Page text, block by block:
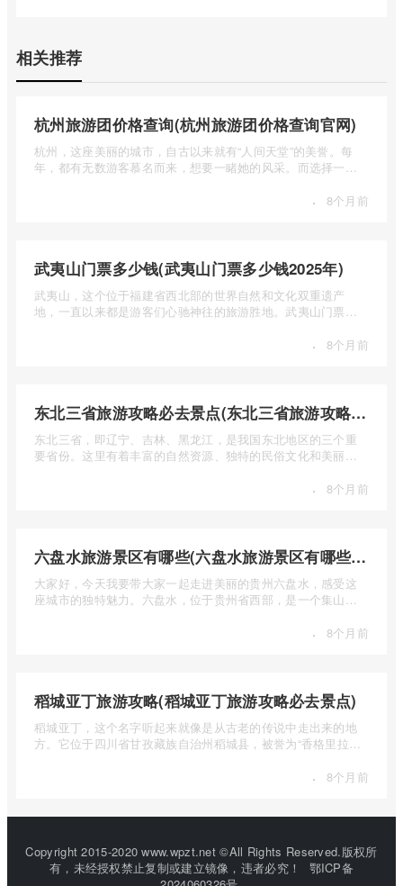
相关推荐
杭州旅游团价格查询(杭州旅游团价格查询官网)
杭州，这座美丽的城市，自古以来就有“人间天堂”的美誉。每
年，都有无数游客慕名而来，想要一睹她的风采。而选择一个
· 8个月前
武夷山门票多少钱(武夷山门票多少钱2025年)
武夷山，这个位于福建省西北部的世界自然和文化双重遗产
地，一直以来都是游客们心驰神往的旅游胜地。武夷山门票多
· 8个月前
东北三省旅游攻略必去景点(东北三省旅游攻略必去景点视频介绍)
东北三省，即辽宁、吉林、黑龙江，是我国东北地区的三个重
要省份。这里有着丰富的自然资源、独特的民俗文化和美丽的
· 8个月前
六盘水旅游景区有哪些(六盘水旅游景区有哪些景点值得去)
大家好，今天我要带大家一起走进美丽的贵州六盘水，感受这
座城市的独特魅力。六盘水，位于贵州省西部，是一个集山水
· 8个月前
稻城亚丁旅游攻略(稻城亚丁旅游攻略必去景点)
稻城亚丁，这个名字听起来就像是从古老的传说中走出来的地
方。它位于四川省甘孜藏族自治州稻城县，被誉为“香格里拉的
· 8个月前
Copyright 2015-2020 www.wpzt.net ©All Rights Reserved.版权所
有，未经授权禁止复制或建立镜像，违者必究！
鄂ICP备